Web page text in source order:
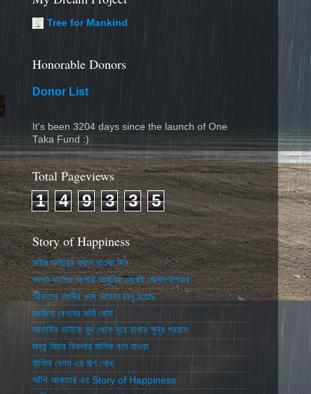
Tree for Mankind
Honorable Donors
Donor List
It's been 3204 days since the launch of One
Taka Fund :)
Total Pageviews
1 4 9 3 3 5
Story of Happiness
নাইম ভাইয়ের বদলে যাওয়া দিন
ভাগ্য বদলের আশায় আধুনিক সেলাই মেশিন উপহার
আকতার আলীর বন্ধ দোকান চালু হয়েছে
মরজিনা বেগমের জমি কেনা
আতাউর ভাইকে সুদ থেকে দূরে রাখার ক্ষুদ্র প্রয়াস
মন্তু মিয়ার রিকশার মালিক বনে যাওয়া
হালিমা বেগম এর ঋণ শোধ
আঁখি আক্তার এর Story of Happiness